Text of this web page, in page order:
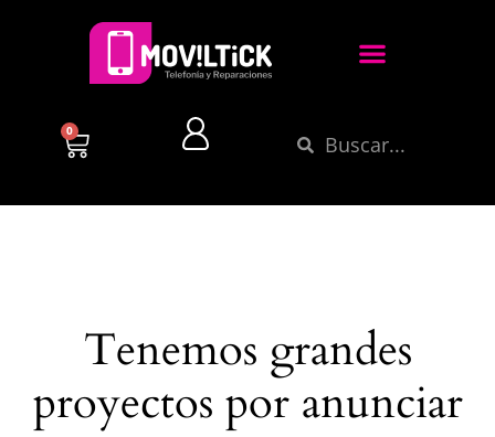
0
Tenemos grandes
proyectos por anunciar